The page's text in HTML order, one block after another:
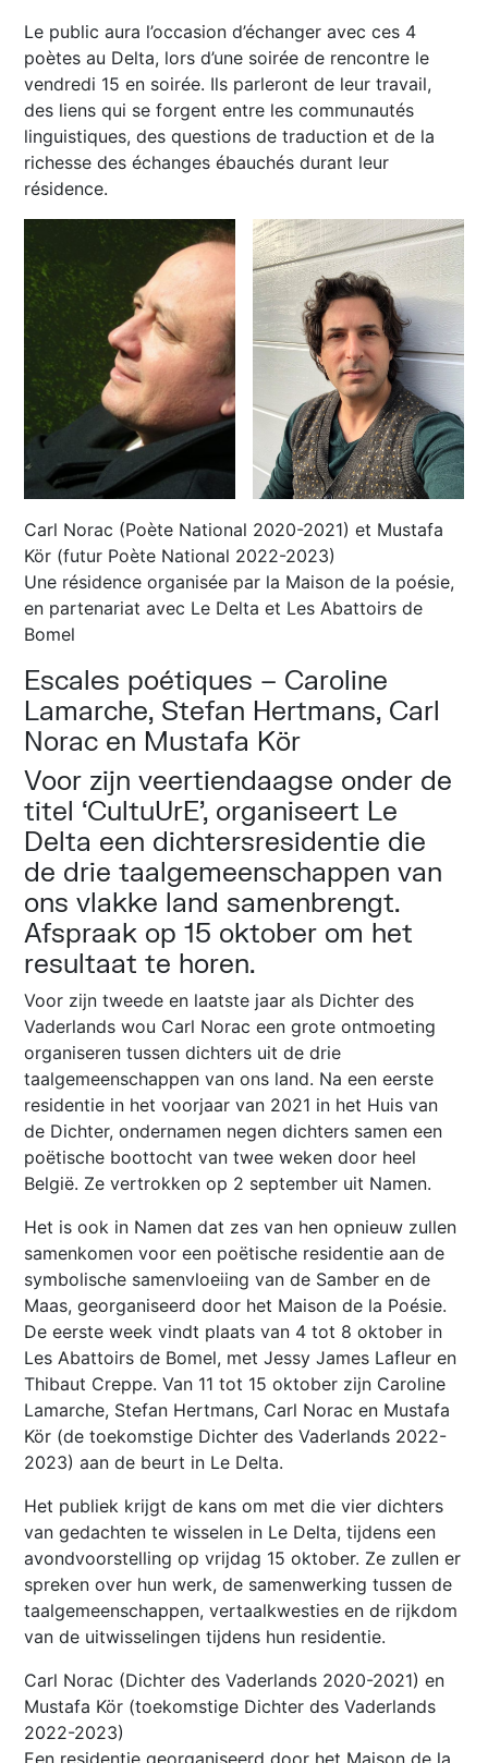
Le public aura l’occasion d’échanger avec ces 4
poètes au Delta, lors d’une soirée de rencontre le
vendredi 15 en soirée. Ils parleront de leur travail,
des liens qui se forgent entre les communautés
linguistiques, des questions de traduction et de la
richesse des échanges ébauchés durant leur
résidence.
Carl Norac (Poète National 2020-2021) et Mustafa
Kör (futur Poète National 2022-2023)
Une résidence organisée par la Maison de la poésie,
en partenariat avec Le Delta et Les Abattoirs de
Bomel
Escales poétiques – Caroline
Lamarche, Stefan Hertmans, Carl
Norac en Mustafa Kör
Voor zijn veertiendaagse onder de
titel ‘CultuUrE’, organiseert Le
Delta een dichtersresidentie die
de drie taalgemeenschappen van
ons vlakke land samenbrengt.
Afspraak op 15 oktober om het
resultaat te horen.
Voor zijn tweede en laatste jaar als Dichter des
Vaderlands wou Carl Norac een grote ontmoeting
organiseren tussen dichters uit de drie
taalgemeenschappen van ons land. Na een eerste
residentie in het voorjaar van 2021 in het Huis van
de Dichter, ondernamen negen dichters samen een
poëtische boottocht van twee weken door heel
België. Ze vertrokken op 2 september uit Namen.
Het is ook in Namen dat zes van hen opnieuw zullen
samenkomen voor een poëtische residentie aan de
symbolische samenvloeiing van de Samber en de
Maas, georganiseerd door het Maison de la Poésie.
De eerste week vindt plaats van 4 tot 8 oktober in
Les Abattoirs de Bomel, met Jessy James Lafleur en
Thibaut Creppe. Van 11 tot 15 oktober zijn Caroline
Lamarche, Stefan Hertmans, Carl Norac en Mustafa
Kör (de toekomstige Dichter des Vaderlands 2022-
2023) aan de beurt in Le Delta.
Het publiek krijgt de kans om met die vier dichters
van gedachten te wisselen in Le Delta, tijdens een
avondvoorstelling op vrijdag 15 oktober. Ze zullen er
spreken over hun werk, de samenwerking tussen de
taalgemeenschappen, vertaalkwesties en de rijkdom
van de uitwisselingen tijdens hun residentie.
Carl Norac (Dichter des Vaderlands 2020-2021) en
Mustafa Kör (toekomstige Dichter des Vaderlands
2022-2023)